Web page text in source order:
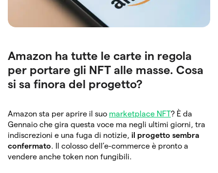
Amazon ha tutte le carte in regola
per portare gli NFT alle masse. Cosa
si sa finora del progetto?
Amazon sta per aprire il suo marketplace NFT? È da
Gennaio che gira questa voce ma negli ultimi giorni, tra
indiscrezioni e una fuga di notizie, il progetto sembra
confermato. Il colosso dell’e-commerce è pronto a
vendere anche token non fungibili.